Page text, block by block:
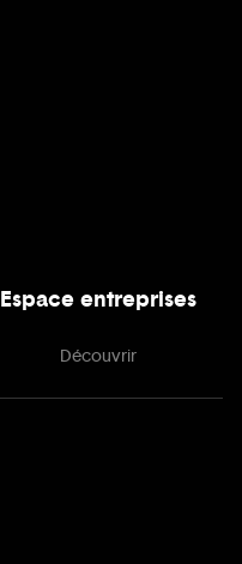
Espace entreprises
Découvrir